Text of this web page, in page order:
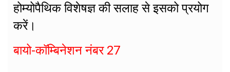
होम्योपैथिक विशेषज्ञ की सलाह से इसको प्रयोग
करें।
बायो-कॉम्बिनेशन नंबर 27